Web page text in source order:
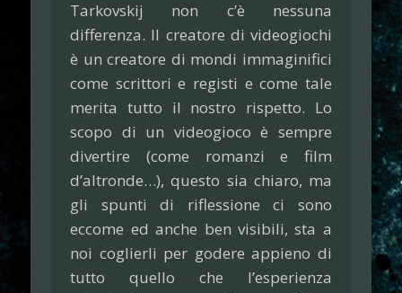
Tarkovskij non c’è nessuna
differenza. Il creatore di videogiochi
è un creatore di mondi immaginifici
come scrittori e registi e come tale
merita tutto il nostro rispetto. Lo
scopo di un videogioco è sempre
divertire (come romanzi e film
d’altronde…), questo sia chiaro, ma
gli spunti di riflessione ci sono
eccome ed anche ben visibili, sta a
noi coglierli per godere appieno di
tutto quello che l’esperienza